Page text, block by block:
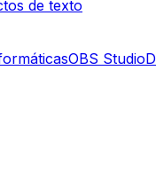
de texto
OBS Studio